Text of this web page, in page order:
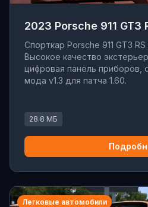
2023 Porsche 911 GT3
Спорткар Porsche 911 GT3
Высокое качество
цифровая панель приборов,
мода v1.3 для патча 1.60.
28.8 МБ
Легковые автомобили